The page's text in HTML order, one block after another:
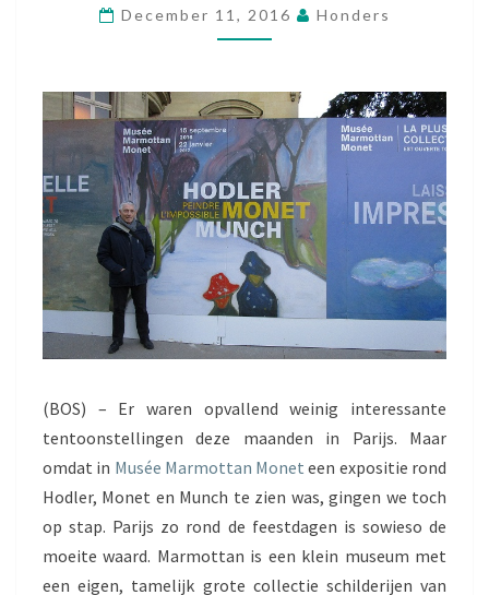
L
E
,
M
O
N
E
T
E
N
M
U
C
December 11, 2016 Honders
(BOS) – Er waren opvallend weinig interessante
tentoonstellingen deze maanden in Parijs. Maar
omdat in Musée Marmottan Monet een expositie rond
Hodler, Monet en Munch te zien was, gingen we toch
op stap. Parijs zo rond de feestdagen is sowieso de
moeite waard. Marmottan is een klein museum met
een eigen, tamelijk grote collectie schilderijen van